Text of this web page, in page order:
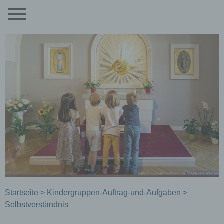
Startseite > Kindergruppen-Auftrag-und-Aufgaben >
Selbstverständnis